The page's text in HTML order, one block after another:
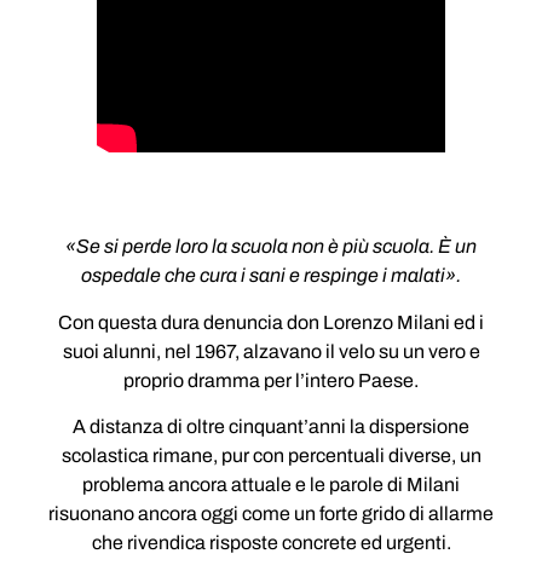
«Se si perde loro la scuola non è più scuola. È un
ospedale che cura i sani e respinge i malati».
Con questa dura denuncia don Lorenzo Milani ed i
suoi alunni, nel 1967, alzavano il velo su un vero e
proprio dramma per l’intero Paese.
A distanza di oltre cinquant’anni la dispersione
scolastica rimane, pur con percentuali diverse, un
problema ancora attuale e le parole di Milani
risuonano ancora oggi come un forte grido di allarme
che rivendica risposte concrete ed urgenti.